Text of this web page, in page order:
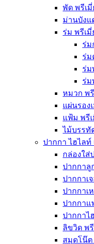
พัด พรีเมี่
ม่านบังแ
ร่ม พรีเมี่
ร่ม
ร่ม
ร่ม
ร่ม
หมวก พ
แผ่นรอง
แฟ้ม พรี
ไม้บรรทั
ปากกา ไฮไลท์
กล่องใส่
ปากกาลู
ปากกาเ
ปากกาเ
ปากกาแ
ปากกาไ
ลิขวิด พ
สมุดโน๊ต